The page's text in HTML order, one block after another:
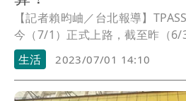
【記者賴昀岫／台北報導】
今（7/1）正式上路，截至昨（6/
值設定通勤月票方案、售出10萬
美國返台旅遊的大學生，是聽到
直呼划算又方便。
生活 2023/07/01 14:10